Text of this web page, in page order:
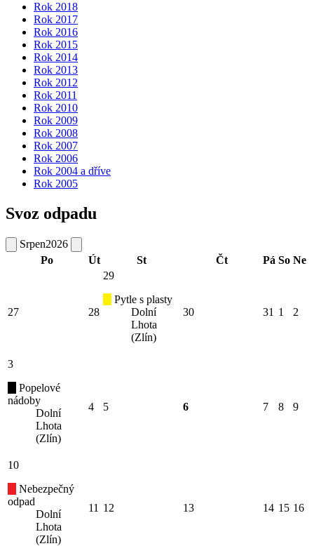
Rok 2018
Rok 2017
Rok 2016
Rok 2015
Rok 2014
Rok 2013
Rok 2012
Rok 2011
Rok 2010
Rok 2009
Rok 2008
Rok 2007
Rok 2006
Rok 2004 a dříve
Rok 2005
Svoz odpadu
Srpen2026
Po
Út St Čt Pá So Ne
27 28
29
Pytle s plasty
Dolní
Lhota
(Zlín)
30 31 1 2
3
Popelové
nádoby
Dolní
Lhota
(Zlín)
4 5 6 7 8 9
10
Nebezpečný
odpad
Dolní
Lhota
(Zlín)
11 12 13 14 15 16